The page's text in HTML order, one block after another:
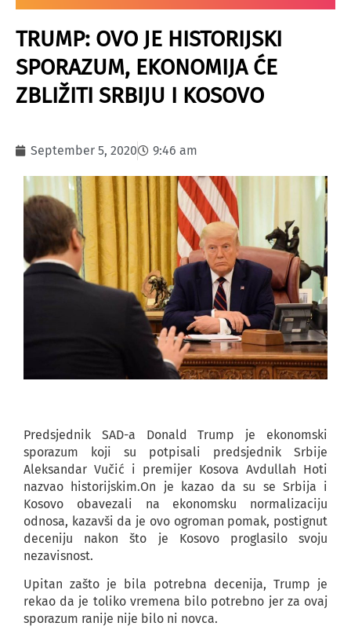
TRUMP: OVO JE HISTORIJSKI
SPORAZUM, EKONOMIJA ĆE
ZBLIŽITI SRBIJU I KOSOVO
September 5, 2020 9:46 am
Predsjednik SAD-a Donald Trump je ekonomski
sporazum koji su potpisali predsjednik Srbije
Aleksandar Vučić i premijer Kosova Avdullah Hoti
nazvao historijskim.On je kazao da su se Srbija i
Kosovo obavezali na ekonomsku normalizaciju
odnosa, kazavši da je ovo ogroman pomak, postignut
deceniju nakon što je Kosovo proglasilo svoju
nezavisnost.
Upitan zašto je bila potrebna decenija, Trump je
rekao da je toliko vremena bilo potrebno jer za ovaj
sporazum ranije nije bilo ni novca.